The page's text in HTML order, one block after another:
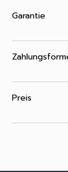
Garantie
Preis